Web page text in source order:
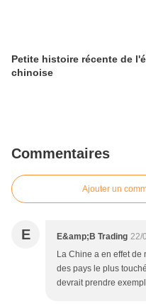
Petite histoire récente de
chinoise
Commentaires
Ajouter un
E E&amp;B Trading 22/
La Chine a en effet
des pays le plus
devrait prendre